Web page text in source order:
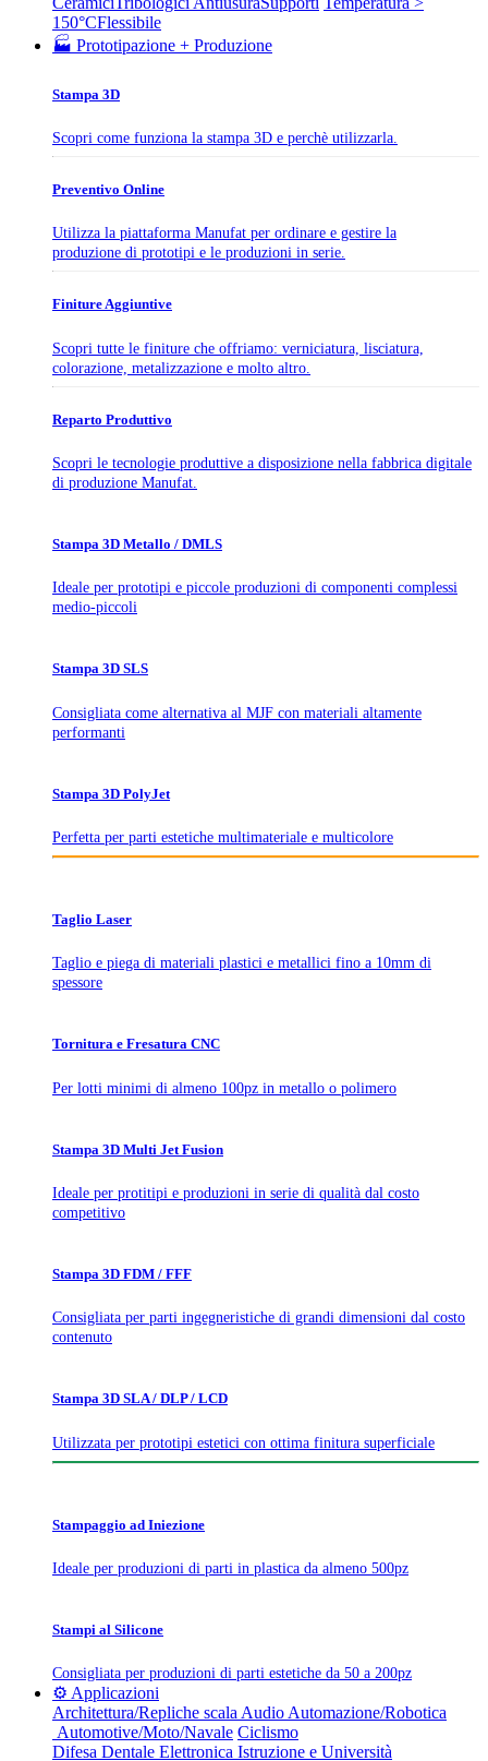
150°CFlessibile
🏭 Prototipazione + Produzione
Stampa 3D
Scopri come funziona la stampa 3D e perchè utilizzarla.
Preventivo Online
Utilizza la piattaforma Manufat per ordinare e gestire la
produzione di prototipi e le produzioni in serie.
Finiture Aggiuntive
Scopri tutte le finiture che offriamo: verniciatura, lisciatura,
colorazione, metalizzazione e molto altro.
Reparto Produttivo
Scopri le tecnologie produttive a disposizione nella fabbrica digitale
di produzione Manufat.
Stampa 3D Metallo / DMLS
Ideale per prototipi e piccole produzioni di componenti complessi
medio-piccoli
Stampa 3D SLS
Consigliata come alternativa al MJF con materiali altamente
performanti
Stampa 3D PolyJet
Perfetta per parti estetiche multimateriale e multicolore
Taglio Laser
Taglio e piega di materiali plastici e metallici fino a 10mm di
spessore
Tornitura e Fresatura CNC
Per lotti minimi di almeno 100pz in metallo o polimero
Stampa 3D Multi Jet Fusion
Ideale per protitipi e produzioni in serie di qualità dal costo
competitivo
Stampa 3D FDM / FFF
Consigliata per parti ingegneristiche di grandi dimensioni dal costo
contenuto
Stampa 3D SLA / DLP / LCD
Utilizzata per prototipi estetici con ottima finitura superficiale
Stampaggio ad Iniezione
Ideale per produzioni di parti in plastica da almeno 500pz
Stampi al Silicone
Consigliata per produzioni di parti estetiche da 50 a 200pz
⚙️ Applicazioni
Architettura/Repliche scala Audio Automazione/Robotica
Automotive/Moto/Navale Ciclismo
Difesa Dentale Elettronica Istruzione e Università